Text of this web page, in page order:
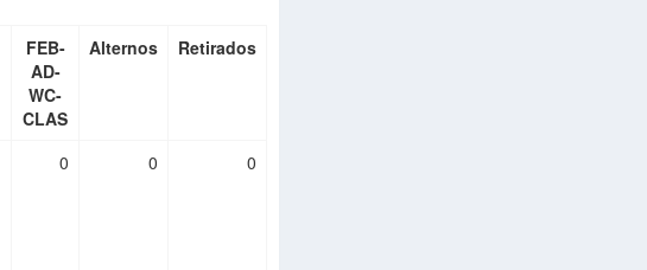
FEB-
AD-
WC-
CLAS
Alternos Retirados
0 0 0